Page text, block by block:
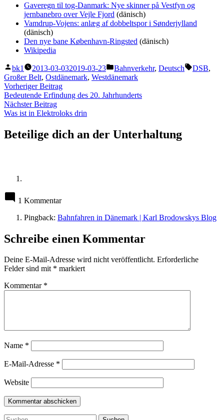
Gaveregn til tog-Danmark: Nye skinner på Vestfyn og
jernbanebro over Vejle Fjord (dänisch)
Vamdrup-Vojens: anlæg af dobbeltspor i Sønderjylland
(dänisch)
Den nye bane København-Ringsted (dänisch)
Wikipedia
Veröffentlicht
von
bk1 2013-03-032019-03-23
Veröffentlicht
unter
Bahnverkehr, Deutsch DSB,
Großer Belt, Ostdänemark, Westdänemark
Beitragsnavigation
Vorheriger BeitragVorheriger
Beitrag:
Bedeutende Erfindung des 20. Jahrhunderts
Nächster BeitragNächster
Beitrag:
Was ist in Elektroloks drin
Beteilige dich an der Unterhaltung
1 Kommentar
Pingback: Bahnfahren in Dänemark | Karl Brodowskys Blog
Schreibe einen Kommentar
Deine E-Mail-Adresse wird nicht veröffentlicht. Erforderliche
Felder sind mit * markiert
Kommentar *
Name *
E-Mail-Adresse *
Website